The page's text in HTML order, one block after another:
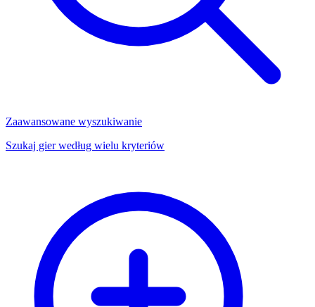
Zaawansowane wyszukiwanie
Szukaj gier według wielu kryteriów